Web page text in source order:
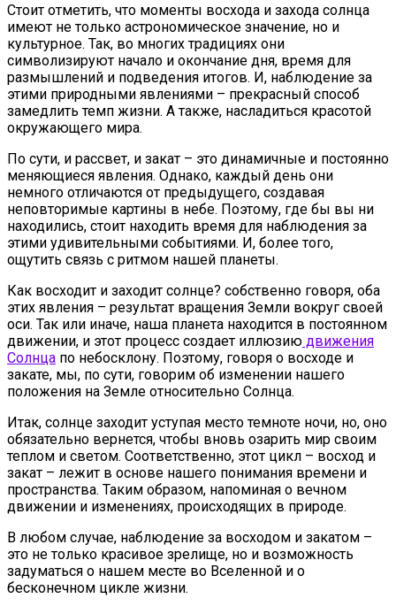
Стоит отметить, что моменты восхода и захода солнца
имеют не только астрономическое значение, но и
культурное. Так, во многих традициях они
символизируют начало и окончание дня, время для
размышлений и подведения итогов. И, наблюдение за
этими природными явлениями – прекрасный способ
замедлить темп жизни. А также, насладиться красотой
окружающего мира.
По сути, и рассвет, и закат – это динамичные и постоянно
меняющиеся явления. Однако, каждый день они
немного отличаются от предыдущего, создавая
неповторимые картины в небе. Поэтому, где бы вы ни
находились, стоит находить время для наблюдения за
этими удивительными событиями. И, более того,
ощутить связь с ритмом нашей планеты.
Как восходит и заходит солнце? собственно говоря, оба
этих явления – результат вращения Земли вокруг своей
оси. Так или иначе, наша планета находится в постоянном
движении, и этот процесс создает иллюзию движения
Солнца по небосклону. Поэтому, говоря о восходе и
закате, мы, по сути, говорим об изменении нашего
положения на Земле относительно Солнца.
Итак, солнце заходит уступая место темноте ночи, но, оно
обязательно вернется, чтобы вновь озарить мир своим
теплом и светом. Соответственно, этот цикл – восход и
закат – лежит в основе нашего понимания времени и
пространства. Таким образом, напоминая о вечном
движении и изменениях, происходящих в природе.
В любом случае, наблюдение за восходом и закатом –
это не только красивое зрелище, но и возможность
задуматься о нашем месте во Вселенной и о
бесконечном цикле жизни.